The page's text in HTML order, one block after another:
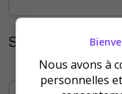
Statistiques
Nous avons à
personnelles